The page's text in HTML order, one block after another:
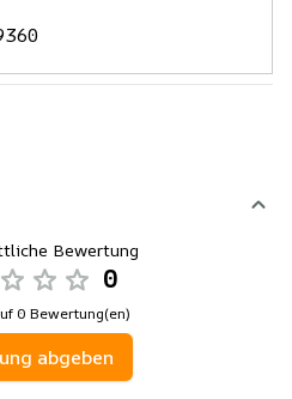
Bewertung
0
0 Bewertung(en)
abgeben